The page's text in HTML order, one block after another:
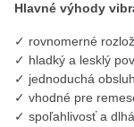
Hlavné výhody
✓ rovnomerné
✓ hladký a lesklý
✓ jednoduchá
✓ vhodné pre
✓ spoľahlivosť a